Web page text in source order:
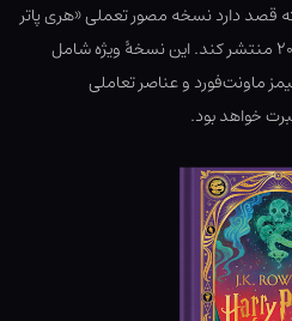
قصد دارد نسخه مصور تعملی «هری پاتر
و جام آتش» را در تاریخ ۱۴ اکتبر ۲۰۲۵ منتشر کند. این نسخهٔ ویژه شامل
ماونت‌فورد و عناصر تعاملی
خواهد بود.